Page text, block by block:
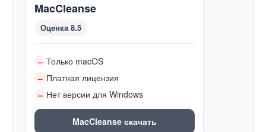
MacCleanse
Оценка 8.5
– Только macOS
– Платная лицензия
– Нет версии для Windows
MacCleanse скачать